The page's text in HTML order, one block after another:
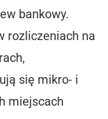
bankowy.
rozliczeniach na
się mikro- i
miejscach